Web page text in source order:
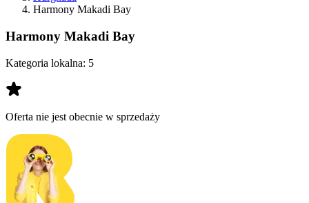
Harmony Makadi Bay
Harmony Makadi Bay
Kategoria lokalna: 5
Oferta nie jest obecnie w sprzedaży